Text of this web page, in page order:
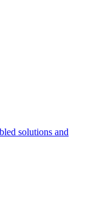
solutions and